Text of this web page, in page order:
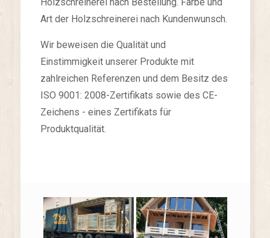
Art der Holzschreinerei nach Kundenwunsch.
Wir beweisen die Qualität und
Einstimmigkeit unserer Produkte mit
zahlreichen Referenzen und dem Besitz des
ISO 9001: 2008-Zertifikats sowie des CE-
Zeichens - eines Zertifikats für
Produktqualität.